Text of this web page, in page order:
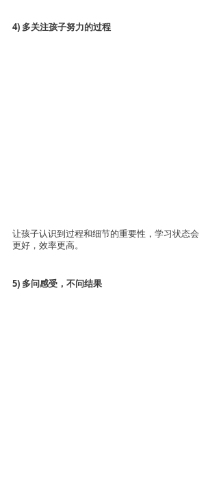
4) 多关注孩子努力的过程
让孩子认识到过程和细节的重要性，学习状态会
更好，效率更高。
5) 多问感受，不问结果